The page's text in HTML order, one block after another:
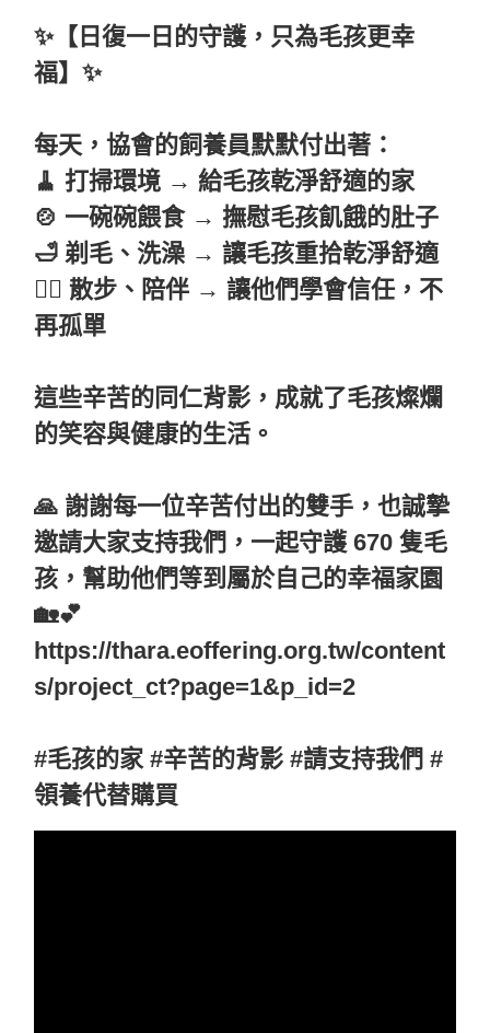
✨【日復一日的守護，只為毛孩更幸
福】✨
每天，協會的飼養員默默付出著：
🧹 打掃環境 → 給毛孩乾淨舒適的家
🍲 一碗碗餵食 → 撫慰毛孩飢餓的肚子
🛁 剃毛、洗澡 → 讓毛孩重拾乾淨舒適
🚶‍♀️ 散步、陪伴 → 讓他們學會信任，不
再孤單
這些辛苦的同仁背影，成就了毛孩燦爛
的笑容與健康的生活。
🙏 謝謝每一位辛苦付出的雙手，也誠摯
邀請大家支持我們，一起守護 670 隻毛
孩，幫助他們等到屬於自己的幸福家園
🏡💕
https://thara.eoffering.org.tw/content
s/project_ct?page=1&p_id=2
#毛孩的家 #辛苦的背影 #請支持我們 #
領養代替購買